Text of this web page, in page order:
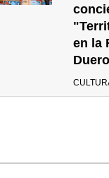
en la
Duero